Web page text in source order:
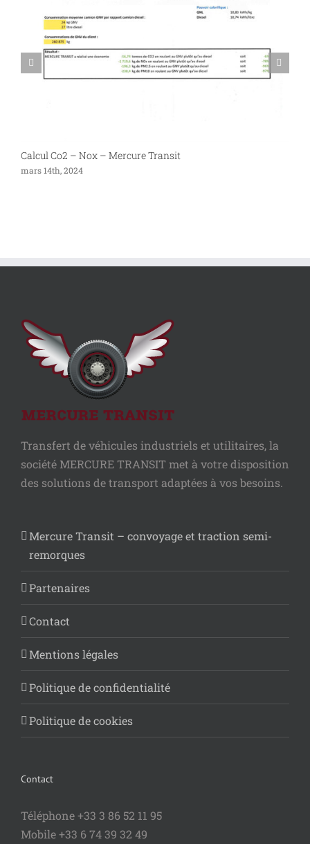
Calcul Co2 – Nox – Mercure Transit
mars 14th, 2024
Transfert de véhicules industriels et utilitaires, la
société MERCURE TRANSIT met à votre disposition
des solutions de transport adaptées à vos besoins.
Mercure Transit – convoyage et traction semi-
remorques
Partenaires
Contact
Mentions légales
Politique de confidentialité
Politique de cookies
Contact
Téléphone +33 3 86 52 11 95
Mobile +33 6 74 39 32 49